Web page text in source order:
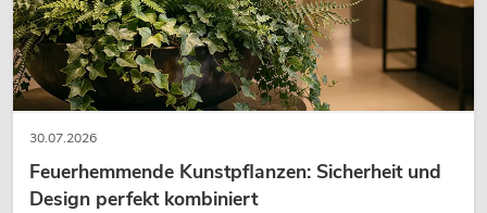
30.07.2026
Feuerhemmende Kunstpflanzen: Sicherheit und
Design perfekt kombiniert